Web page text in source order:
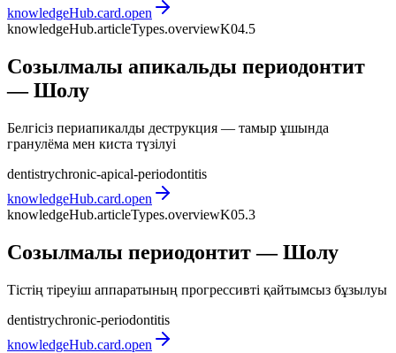
knowledgeHub.card.open
knowledgeHub.articleTypes.overviewK04.5
Созылмалы апикальды периодонтит
— Шолу
Белгісіз периапикалды деструкция — тамыр ұшында
гранулёма мен киста түзілуі
dentistrychronic-apical-periodontitis
knowledgeHub.card.open
knowledgeHub.articleTypes.overviewK05.3
Созылмалы периодонтит — Шолу
Тістің тіреуіш аппаратының прогрессивті қайтымсыз бұзылуы
dentistrychronic-periodontitis
knowledgeHub.card.open